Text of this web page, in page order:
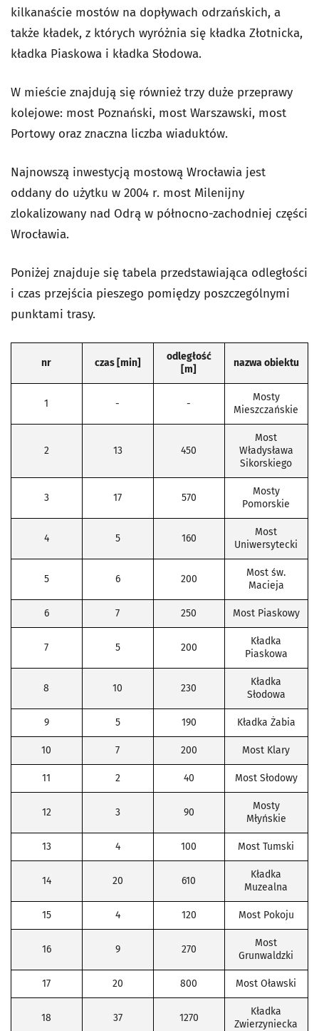
kilkanaście mostów na dopływach odrzańskich, a
także kładek, z których wyróżnia się kładka Złotnicka,
kładka Piaskowa i kładka Słodowa.
W mieście znajdują się również trzy duże przeprawy
kolejowe: most Poznański, most Warszawski, most
Portowy oraz znaczna liczba wiaduktów.
Najnowszą inwestycją mostową Wrocławia jest
oddany do użytku w 2004 r. most Milenijny
zlokalizowany nad Odrą w północno-zachodniej części
Wrocławia.
Poniżej znajduje się tabela przedstawiająca odległości
i czas przejścia pieszego pomiędzy poszczególnymi
punktami trasy.
nr czas [min]
odległość
[m]
nazwa obiektu
1 - -
Mosty
Mieszczańskie
2 13 450
Most
Władysława
Sikorskiego
3 17 570
Mosty
Pomorskie
4 5 160
Most
Uniwersytecki
5 6 200
Most św.
Macieja
6 7 250 Most Piaskowy
7 5 200
Kładka
Piaskowa
8 10 230
Kładka
Słodowa
9 5 190 Kładka Żabia
10 7 200 Most Klary
11 2 40 Most Słodowy
12 3 90
Mosty
Młyńskie
13 4 100 Most Tumski
14 20 610
Kładka
Muzealna
15 4 120 Most Pokoju
16 9 270
Most
Grunwaldzki
17 20 800 Most Oławski
18 37 1270
Kładka
Zwierzyniecka